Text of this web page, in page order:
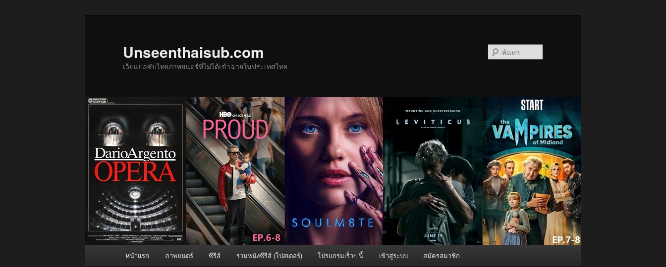
Unseenthaisub.com
เว็บแปลซับไทยภาพยนตร์ที่ไม่ได้เข้าฉายในประเทศไทย
หน้าแรก ภาพยนตร์ ซีรีส์ รวมหนังซีรีส์ (โปสเตอร์) โปรแกรมเร็วๆ นี้ เข้าสู่ระบบ สมัครสมาชิก